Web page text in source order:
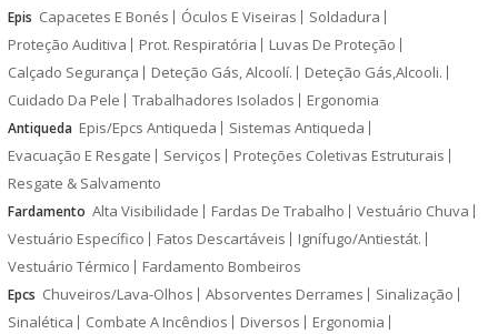
Epis Capacetes E Bonés Óculos E Viseiras
Soldadura
Proteção Auditiva
Prot. Respiratória
Luvas De Proteção
Calçado Segurança
Deteção Gás, Alcoolí.
Deteção Gás,Alcooli.
Cuidado Da Pele
Trabalhadores Isolados Ergonomia
Antiqueda Epis/Epcs Antiqueda
Sistemas Antiqueda
Evacuação E Resgate
Serviços
Proteções Coletivas Estruturais
Resgate & Salvamento
Fardamento Alta Visibilidade Fardas De Trabalho
Vestuário Chuva
Vestuário Específico
Fatos Descartáveis
Ignífugo/Antiestát.
Vestuário Térmico
Fardamento Bombeiros
Epcs Chuveiros/Lava-Olhos Absorventes Derrames
Sinalização
Sinalética
Combate A Incêndios Diversos
Ergonomia